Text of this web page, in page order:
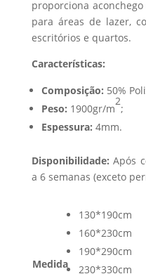
proporciona
para áreas de lazer,
escritórios e quartos.
Características:
Composição: 50%
Peso: 1900gr/m
2
;
Espessura: 4mm.
Disponibilidade:Após
a 6 semanas (exceto
Medida
130*190cm
160*230cm
190*290cm
230*330cm